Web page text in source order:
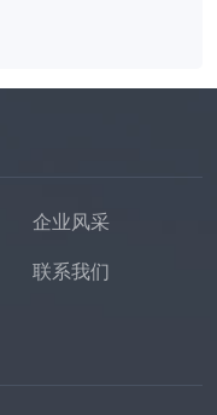
企业风采
联系我们